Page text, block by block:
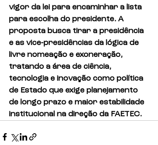
vigor da lei para encaminhar a lista
para escolha do presidente. A
proposta busca tirar a presidência
e as vice-presidências da lógica de
livre nomeação e exoneração,
tratando a área de ciência,
tecnologia e inovação como política
de Estado que exige planejamento
de longo prazo e maior estabilidade
institucional na direção da FAETEC.